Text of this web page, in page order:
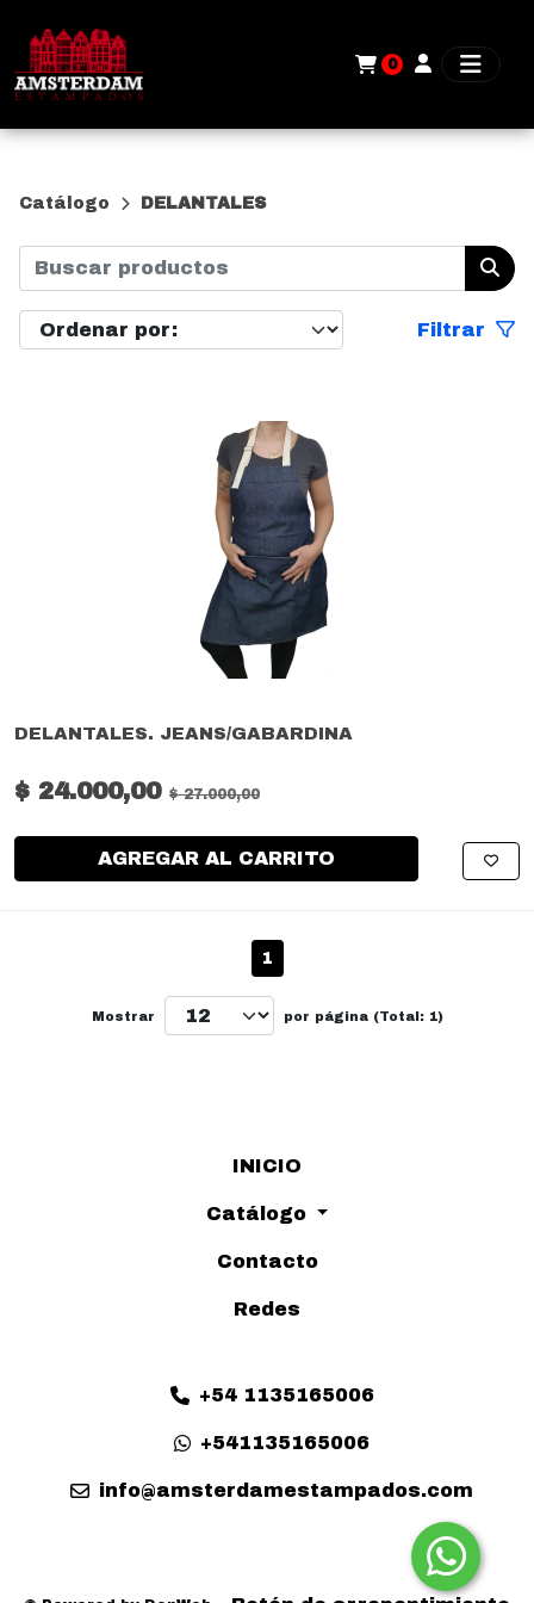
0
Catálogo DELANTALES
Filtrar
DELANTALES. JEANS/GABARDINA
$ 24.000,00 $ 27.000,00
AGREGAR AL CARRITO
1
Mostrar por página (Total: 1)
INICIO
Catálogo
Contacto
Redes
+54 1135165006
+541135165006
info@amsterdamestampados.com